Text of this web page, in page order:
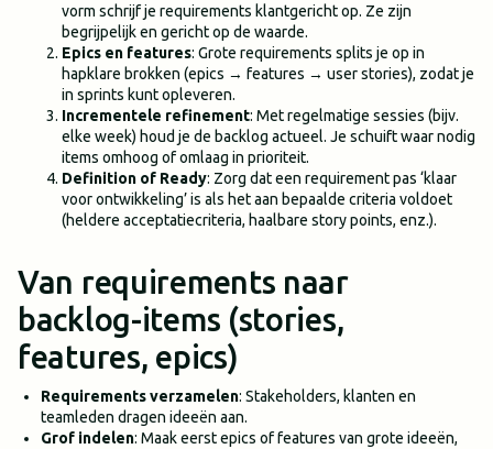
vorm schrijf je requirements klantgericht op. Ze zijn
begrijpelijk en gericht op de waarde.
Epics en features: Grote requirements splits je op in
hapklare brokken (epics → features → user stories), zodat je
in sprints kunt opleveren.
Incrementele refinement: Met regelmatige sessies (bijv.
elke week) houd je de backlog actueel. Je schuift waar nodig
items omhoog of omlaag in prioriteit.
Definition of Ready: Zorg dat een requirement pas ‘klaar
voor ontwikkeling’ is als het aan bepaalde criteria voldoet
(heldere acceptatiecriteria, haalbare story points, enz.).
Van requirements naar
backlog-items (stories,
features, epics)
Requirements verzamelen: Stakeholders, klanten en
teamleden dragen ideeën aan.
Grof indelen: Maak eerst epics of features van grote ideeën,